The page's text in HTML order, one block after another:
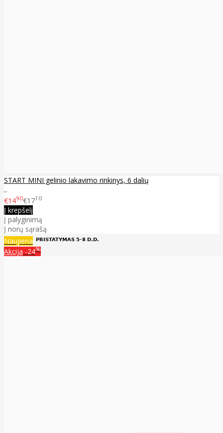
START MINI gelinio lakavimo rinkinys, 6 dalių
..
€1490€1710
Į krepšelį
Į palyginimą
Į norų sąrašą
Naujiena
Akcija -24%